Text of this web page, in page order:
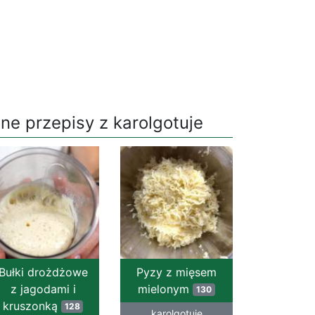
przepisy z karolgotuje
drożdżowe
z jagodami i
kruszonką
128
Pyzy z mięsem
mielonym 130